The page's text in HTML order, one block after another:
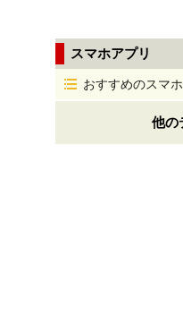
スマホアプリ
おすすめのスマ
他の